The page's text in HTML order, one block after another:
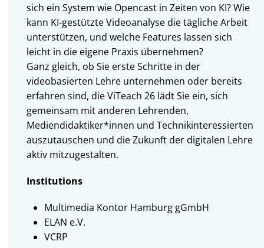
sich ein System wie Opencast in Zeiten von KI? Wie
kann KI-gestützte Videoanalyse die tägliche Arbeit
unterstützen, und welche Features lassen sich
leicht in die eigene Praxis übernehmen?
Ganz gleich, ob Sie erste Schritte in der
videobasierten Lehre unternehmen oder bereits
erfahren sind, die ViTeach 26 lädt Sie ein, sich
gemeinsam mit anderen Lehrenden,
Mediendidaktiker*innen und Technikinteressierten
auszutauschen und die Zukunft der digitalen Lehre
aktiv mitzugestalten.
Institutions
Multimedia Kontor Hamburg gGmbH
ELAN e.V.
VCRP